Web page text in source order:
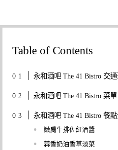
Table of Contents
永和酒吧 The 41 Bistro 交
永和酒吧 The 41 Bistro 菜單
永和酒吧 The 41 Bistro 餐
嫩肩牛排佐紅酒醬
蒜香奶油香草淡菜